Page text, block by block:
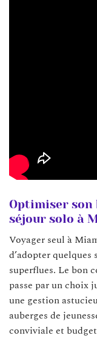
Optimiser son
séjour solo à
Voyager seul à
d’adopter
superflues. Le bon
passe par un choix
une gestion
auberges de
conviviale et